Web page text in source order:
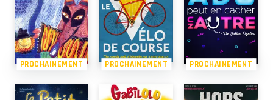
PROCHAINEMENT PROCHAINEMENT PROCHAINEMENT